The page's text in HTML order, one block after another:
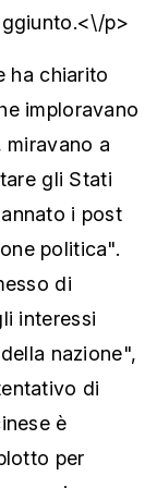
p>
ha chiarito
imploravano
a
gli Stati
i post
politica".
di
interessi
nazione",
di
è
per